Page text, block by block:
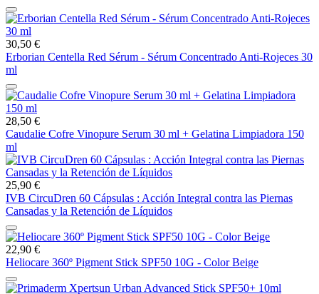
30,50 €
Erborian Centella Red Sérum - Sérum Concentrado Anti-Rojeces 30
ml
28,50 €
Caudalie Cofre Vinopure Serum 30 ml + Gelatina Limpiadora 150
ml
25,90 €
IVB CircuDren 60 Cápsulas : Acción Integral contra las Piernas
Cansadas y la Retención de Líquidos
22,90 €
Heliocare 360º Pigment Stick SPF50 10G - Color Beige